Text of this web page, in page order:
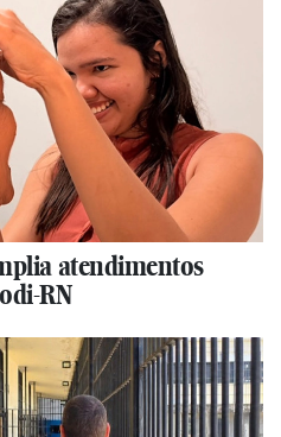
atendimentos
RN